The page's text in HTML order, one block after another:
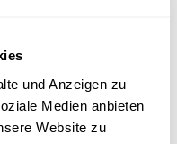
und Anzeigen zu
Medien anbieten
Website zu
Hosen und
sind auch
Die Aufnäher dienen als